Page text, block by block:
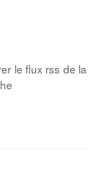
le flux rss de la